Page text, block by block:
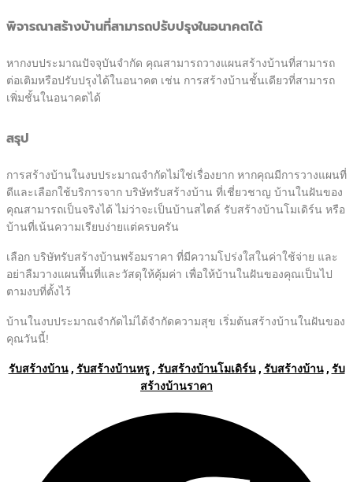
พิจารณาสร้างบ้านที่สามารถปรับปรุงในอนาคตได้
หากงบประมาณปัจจุบันจำกัด คุณสามารถวางแผนสร้างบ้านที่สามารถ
ต่อเติมหรือปรับปรุงได้ในอนาคต เช่น การสร้างบ้านชั้นเดียวที่สามารถ
เพิ่มชั้นในอนาคตได้
สรุป
การสร้างบ้านในงบประมาณจำกัดไม่ใช่เรื่องยาก หากคุณมีการวางแผนที่
ดีและเลือกใช้บริการจาก บริษัทรับสร้างบ้าน ที่เชี่ยวชาญ บ้านในฝันของ
คุณสามารถเป็นจริงได้ ไม่ว่าจะเป็นบ้านสไตล์ รับสร้างบ้านโมเดิร์น หรือ
บ้านที่เน้นความเรียบง่ายแต่ครบครัน
เลือก บริษัทรับสร้างบ้านพร้อมราคา ที่มีความโปร่งใสในค่าใช้จ่าย และ
อย่าลืมวางแผนพื้นที่และวัสดุให้คุ้มค่า เพื่อให้บ้านในฝันของคุณเป็นไป
ตามงบที่ตั้งไว้
บ้านในงบประมาณจำกัดไม่ได้จำกัดความสุข เริ่มต้นสร้างบ้านในฝันของ
คุณวันนี้!
รับสร้างบ้าน, รับสร้างบ้านหรู, รับสร้างบ้านโมเดิร์น, รับสร้างบ้าน, รับ
สร้างบ้านราคา